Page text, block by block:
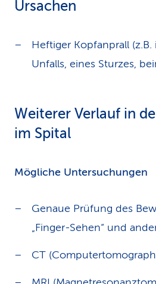
Ursachen
Heftiger Kopfanprall
Unfalls, eines Sturzes,
Weiterer Verlauf in
im Spital
Mögliche Untersuchungen
Genaue Prüfung des
„Finger-Sehen“ und
CT